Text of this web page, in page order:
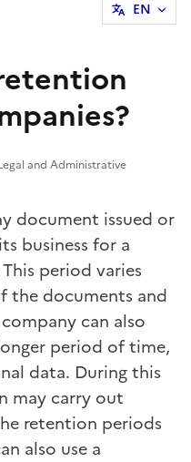
EN
and Administrative
document issued or
business for a
period varies
the documents and
can also
period of time,
data. During this
may carry out
retention periods
also use a